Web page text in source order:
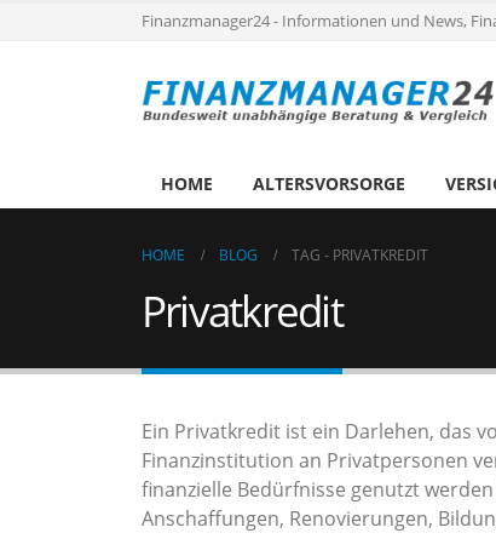
Finanzmanager24 - Informationen und News,
HOME ALTERSVORSORGE
HOME BLOG TAG - PRIVATKREDIT
Privatkredit
Ein Privatkredit ist ein Darlehen, das
Finanzinstitution an Privatpersonen
finanzielle Bedürfnisse genutzt
Anschaffungen, Renovierungen,